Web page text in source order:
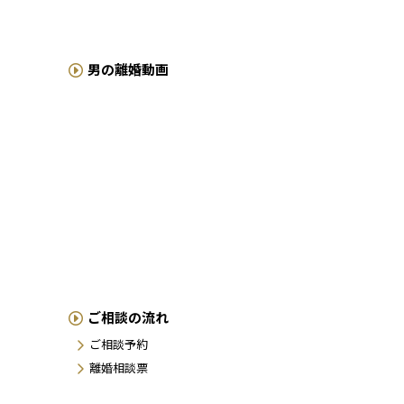
男の離婚動画
ご相談の流れ
ご相談予約
離婚相談票